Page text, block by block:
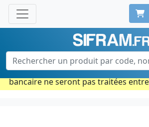
Une question ? Un
Contactez-nous au 02 40 92
Ouvert du lun. au vend. de 08h
Période estivale : Les commandes
bancaire ne seront pas traitées